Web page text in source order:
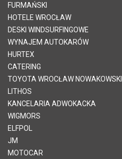
FURMAŃSKI
HOTELE WROCŁAW
DESKI WINDSURFINGOWE
WYNAJEM AUTOKARÓW
HURTEX
CATERING
TOYOTA WROCŁAW NOWAKOWSKI
LITHOS
KANCELARIA ADWOKACKA
WIGMORS
ELFPOL
JM
MOTOCAR